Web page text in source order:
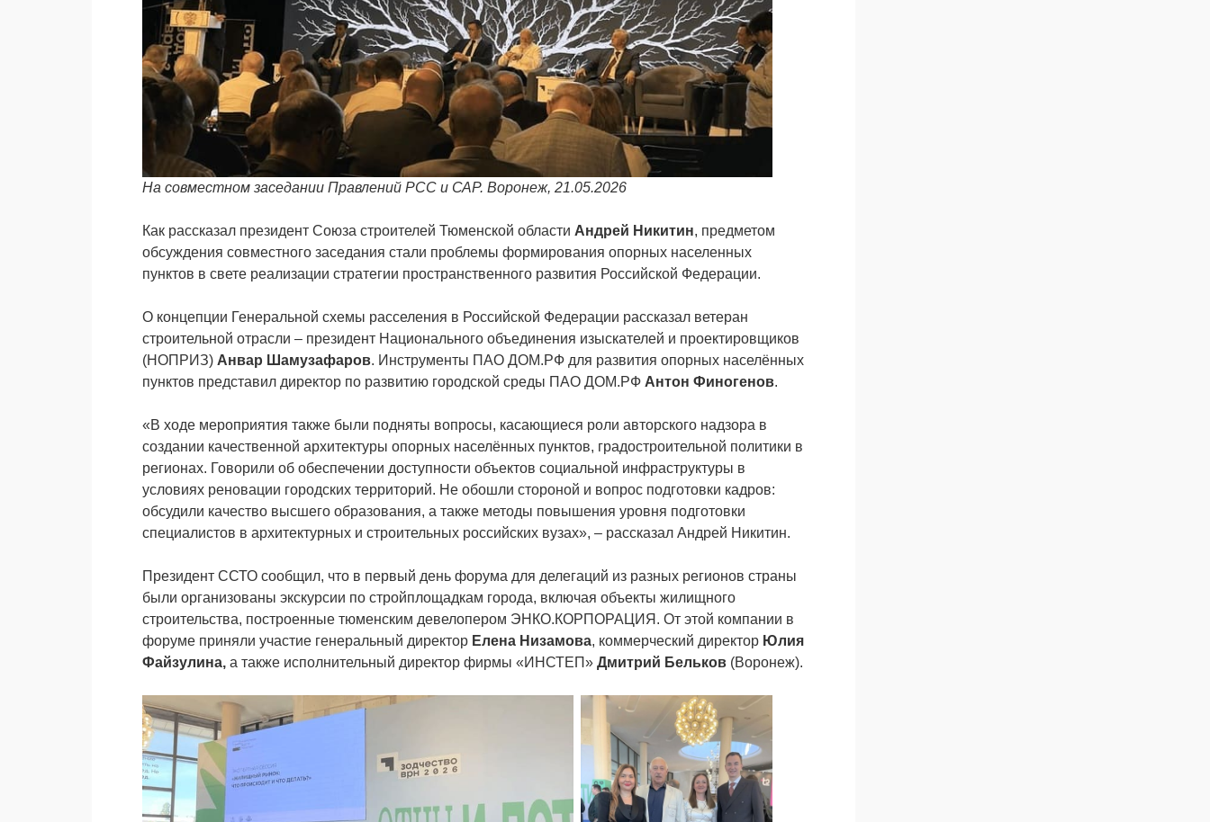
На совместном заседании Правлений РСС и САР. Воронеж, 21.05.2026
Как рассказал президент Союза строителей Тюменской области Андрей Никитин, предметом
обсуждения совместного заседания стали проблемы формирования опорных населенных
пунктов в свете реализации стратегии пространственного развития Российской Федерации.
О концепции Генеральной схемы расселения в Российской Федерации рассказал ветеран
строительной отрасли – президент Национального объединения изыскателей и проектировщиков
(НОПРИЗ) Анвар Шамузафаров. Инструменты ПАО ДОМ.РФ для развития опорных населённых
пунктов представил директор по развитию городской среды ПАО ДОМ.РФ Антон Финогенов.
«В ходе мероприятия также были подняты вопросы, касающиеся роли авторского надзора в
создании качественной архитектуры опорных населённых пунктов, градостроительной политики в
регионах. Говорили об обеспечении доступности объектов социальной инфраструктуры в
условиях реновации городских территорий. Не обошли стороной и вопрос подготовки кадров:
обсудили качество высшего образования, а также методы повышения уровня подготовки
специалистов в архитектурных и строительных российских вузах», – рассказал Андрей Никитин.
Президент ССТО сообщил, что в первый день форума для делегаций из разных регионов страны
были организованы экскурсии по стройплощадкам города, включая объекты жилищного
строительства, построенные тюменским девелопером ЭНКО.КОРПОРАЦИЯ. От этой компании в
форуме приняли участие генеральный директор Елена Низамова, коммерческий директор Юлия
Файзулина, а также исполнительный директор фирмы «ИНСТЕП» Дмитрий Бельков (Воронеж).